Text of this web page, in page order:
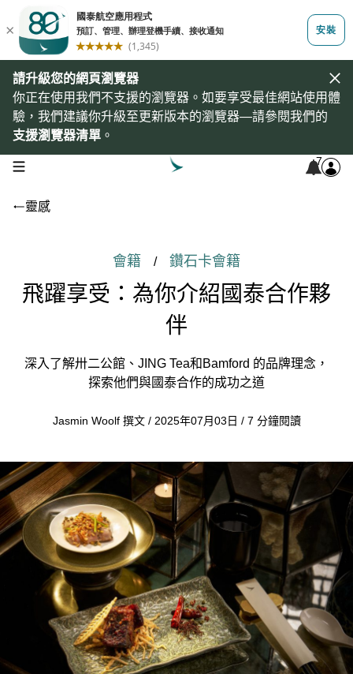
請升級您的網頁瀏覽器
你正在使用我們不支援的瀏覽器。如要享受最佳網站使用體
驗，我們建議你升級至更新版本的瀏覽器—請參閱我們的
支援瀏覽器清單 。
open navigation menu 7
靈感
會籍 / 鑽石卡會籍
飛躍享受：為你介紹國泰合作夥
伴
深入了解卅二公館、JING Tea和Bamford 的品牌理念，
探索他們與國泰合作的成功之道
Jasmin Woolf 撰文 / 2025年07月03日 / 7 分鐘閱讀